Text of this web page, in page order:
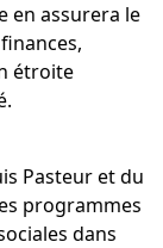
en assurera le
étroite
Pasteur et du
programmes
dans